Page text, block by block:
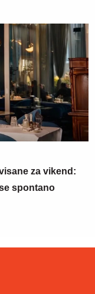
za vikend:
spontano